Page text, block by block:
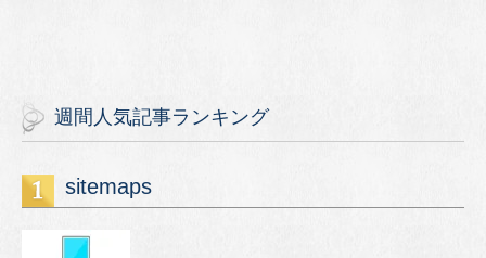
週間人気記事ランキング
sitemaps